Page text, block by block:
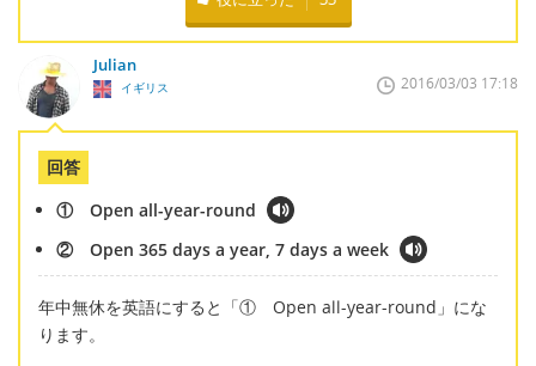
Julian
イギリス 2016/03/03 17:18
回答
① Open all-year-round
② Open 365 days a year, 7 days a week
年中無休を英語にすると「① Open all-year-round」にな
ります。